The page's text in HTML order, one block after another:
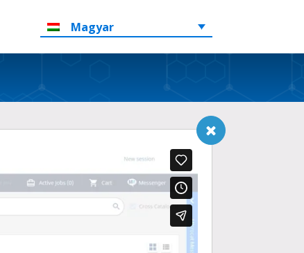
Magyar